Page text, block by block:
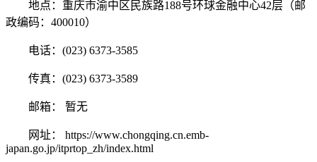
地点：重庆市渝中区民族路188号环球金融中心42层（邮
政编码：400010）
电话：(023) 6373-3585
传真：(023) 6373-3589
邮箱： 暂无
网址： https://www.chongqing.cn.emb-
japan.go.jp/itprtop_zh/index.html